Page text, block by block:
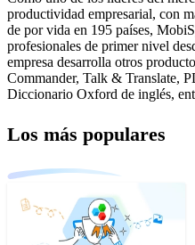
productividad empresarial, con
de por vida en 195 países,
profesionales de primer nivel
empresa desarrolla otros
Commander, Talk & Translate,
Diccionario Oxford de inglés,
Los más populares